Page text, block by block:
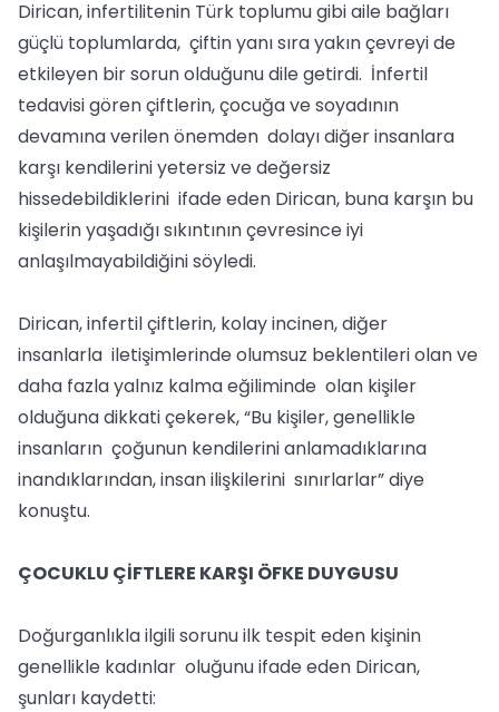
Dirican, infertilitenin Türk toplumu gibi aile bağları
güçlü toplumlarda, çiftin yanı sıra yakın çevreyi de
etkileyen bir sorun olduğunu dile getirdi. İnfertil
tedavisi gören çiftlerin, çocuğa ve soyadının
devamına verilen önemden dolayı diğer insanlara
karşı kendilerini yetersiz ve değersiz
hissedebildiklerini ifade eden Dirican, buna karşın bu
kişilerin yaşadığı sıkıntının çevresince iyi
anlaşılmayabildiğini söyledi.
Dirican, infertil çiftlerin, kolay incinen, diğer
insanlarla iletişimlerinde olumsuz beklentileri olan ve
daha fazla yalnız kalma eğiliminde olan kişiler
olduğuna dikkati çekerek, “Bu kişiler, genellikle
insanların çoğunun kendilerini anlamadıklarına
inandıklarından, insan ilişkilerini sınırlarlar” diye
konuştu.
ÇOCUKLU ÇİFTLERE KARŞI ÖFKE DUYGUSU
Doğurganlıkla ilgili sorunu ilk tespit eden kişinin
genellikle kadınlar oluğunu ifade eden Dirican,
şunları kaydetti: